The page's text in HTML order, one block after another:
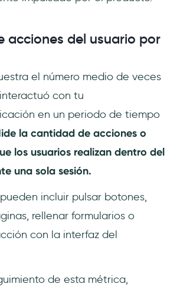
acciones del usuario por
el número medio de veces
con tu
en un periodo de tiempo
la cantidad de acciones o
los usuarios realizan dentro del
una sola sesión.
incluir pulsar botones,
rellenar formularios o
con la interfaz del
de esta métrica,